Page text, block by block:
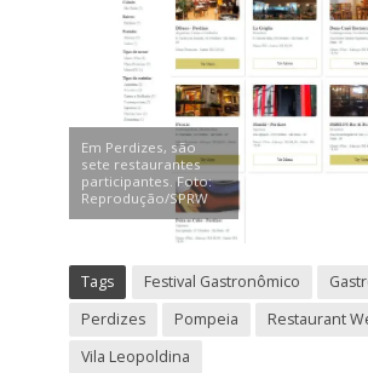
Em Perdizes, são
sete restaurantes
participantes. Foto:
Reprodução/SPRW
Tags Festival Gastronômico
Perdizes
Pompeia
Restaurant
Vila Leopoldina